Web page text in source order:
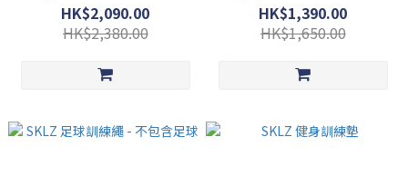
HK$2,090.00
HK$2,380.00
HK$1,390.00
HK$1,650.00